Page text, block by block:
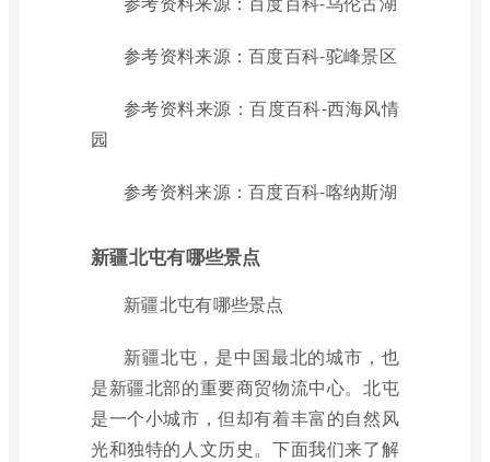
参考资料来源：百度百科-驼峰景区
参考资料来源：百度百科-西海风情
园
参考资料来源：百度百科-喀纳斯湖
新疆北屯有哪些景点
新疆北屯有哪些景点
新疆北屯，是中国最北的城市，也
是新疆北部的重要商贸物流中心。北屯
是一个小城市，但却有着丰富的自然风
光和独特的人文历史。下面我们来了解